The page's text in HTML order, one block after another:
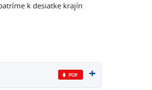
k desiatke krajín